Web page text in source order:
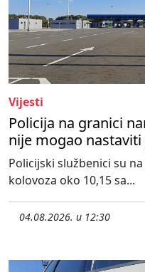
Vijesti
Policija na granici
nije mogao
Policijski službenici su
kolovoza oko 10,15 sa...
04.08.2026. u 12:30